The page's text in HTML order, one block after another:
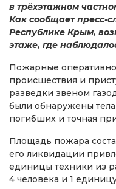
в трёхэтажном
Как сообщает пресс-
Республике Крым,
этаже, где
Пожарные
происшествия и
разведки звеном
были обнаружены
погибших и точная
Площадь пожара
его ликвидации
единицы техники из
4 человека и 1